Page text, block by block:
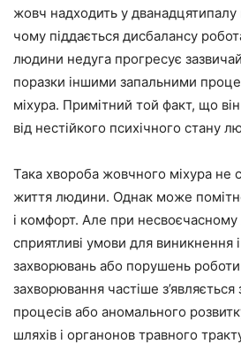
жовч надходить у
чому піддається дисбалансу
людини недуга прогресує
поразки іншими запальними
міхура. Примітний той факт, що
від нестійкого психічного стану
Така хвороба жовчного міхура не
життя людини. Однак може
і комфорт. Але при несвоєчасному
сприятливі умови для виникнення
захворювань або порушень
захворювання частіше з’являється
процесів або аномального
шляхів і органонов травного